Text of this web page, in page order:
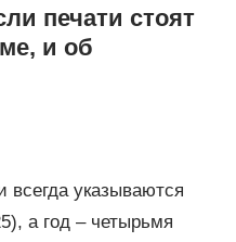
печати стоят
и об
всегда указываются
а год – четырьмя